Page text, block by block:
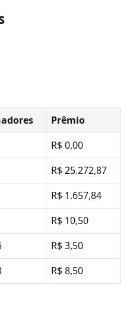
Prêmio
R$ 0,00
R$ 25.272,87
R$ 1.657,84
R$ 10,50
R$ 3,50
R$ 8,50